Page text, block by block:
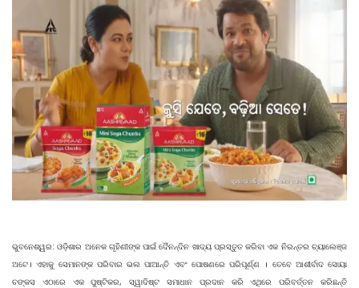
ଭୁବନେଶ୍ୱର: ଓଡ଼ିଶାର ଅନେକ ଗୃହିଣୀଙ୍କ ପାଇଁ ଦୈନନ୍ଦିନ ଖାଦ୍ୟ ପ୍ରସ୍ତୁତ କରିବା ଏକ ନିରନ୍ତର ଚ୍ୟାଲେଞ୍ଜ
ଅଟେ। ଏହାକୁ ସେମାନଙ୍କ ପରିବାର ଭଲ ପାଆନ୍ତି ଏବଂ ପୋଷଣରେ ପରିପୂର୍ଣ୍ଣ । ତେବେ ଆଶୀର୍ବାଦ ସୋୟା
ଚଙ୍କସ ଏଠାରେ ଏକ ପୁଷ୍ଟିକର, ସ୍ୱାଦିଷ୍ଟ ସମାଧାନ ପ୍ରଦାନ କରି ଏଥିରେ ପରିବର୍ତ୍ତନ କରିଛନ୍ତି